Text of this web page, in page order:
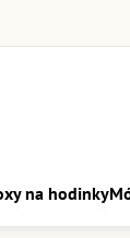
na hodinky